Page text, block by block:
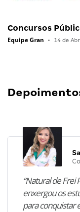
Concursos
Equipe Gran • 14 de
“Natural de Frei
enxergou os
para conquistar